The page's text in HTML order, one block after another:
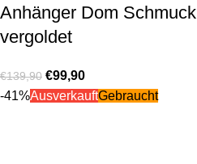
Anhänger Dom
vergoldet
€139,90 €99,90
-41%AusverkauftGebraucht